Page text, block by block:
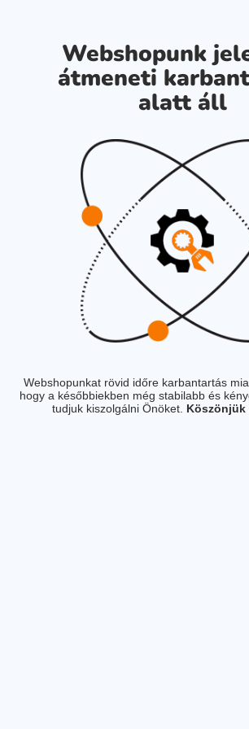
Webshopunk
átmeneti
alatt áll
Webshopunkat rövid időre karbantartás
hogy a későbbiekben még stabilabb és
tudjuk kiszolgálni Önöket. Köszönjük